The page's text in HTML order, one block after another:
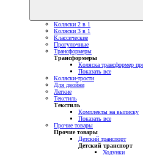
Коляски 2 в 1
Коляски 3 в 1
Классические
Прогулочные
Трансформеры
Трансформеры
Коляска трансформер
Показать все
Коляски-трости
Для двойни
Легкие
Текстиль
Текстиль
Комплекты на выписку
Показать все
Прочие товары
Прочие товары
Детский транспорт
Детский транспорт
Ходунки